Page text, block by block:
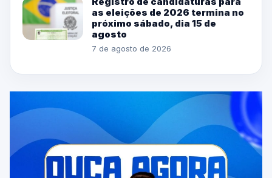
as eleições de 2026 termina no
próximo sábado, dia 15 de
agosto
7 de agosto de 2026